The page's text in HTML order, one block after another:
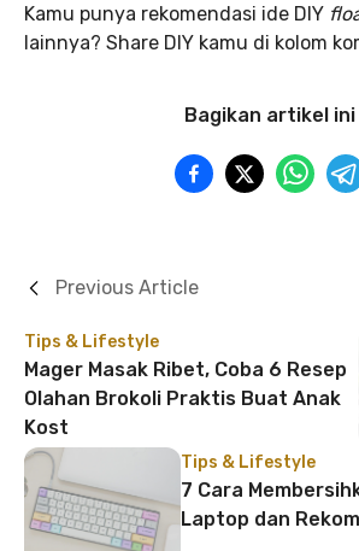
Kamu punya rekomendasi ide DIY
lainnya? Share DIY kamu di kolom
Bagikan artikel ini
Tips & Lifestyle
Mager Masak Ribet, Coba 6 Resep
Olahan Brokoli Praktis Buat Anak
Kost
Previous Article
Tips & Lifestyle
7 Cara
Laptop dan